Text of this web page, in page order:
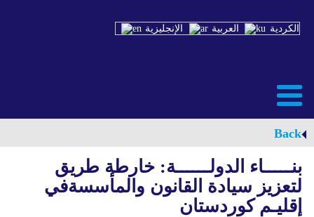
الإنجليزية العربية الكردية
Back
بنـــــاء الدولــــــة: خارطة طريق
لتعزيز سيادة القانون والمأسسةفي
إقليـم كوردستان